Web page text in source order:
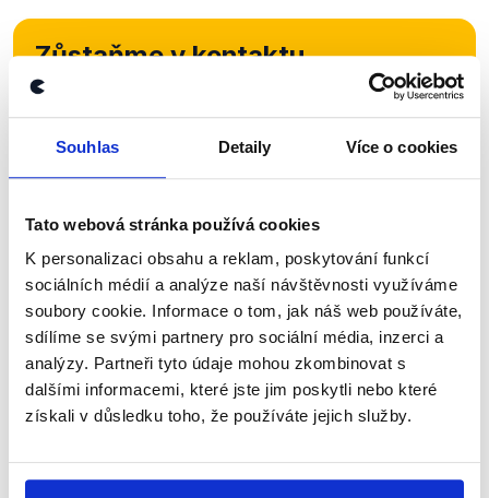
Souhlas Detaily Více o cookies
Tato webová stránka používá cookies
K personalizaci obsahu a reklam, poskytování funkcí
sociálních médií a analýze naší návštěvnosti využíváme
soubory cookie. Informace o tom, jak náš web používáte,
sdílíme se svými partnery pro sociální média, inzerci a
analýzy. Partneři tyto údaje mohou zkombinovat s
dalšími informacemi, které jste jim poskytli nebo které
získali v důsledku toho, že používáte jejich služby.
Zůstaňme v kontaktu
newsletteru nebo whatsappového
kanálu, kde pravidelně přinášíme
Začněte nás odebírat, a mějte tak
přehled o tom, jaké dezinformace a
nepravdy se zrovna v Česku šíří.
Newsletter WhatsApp
Sociální sítě